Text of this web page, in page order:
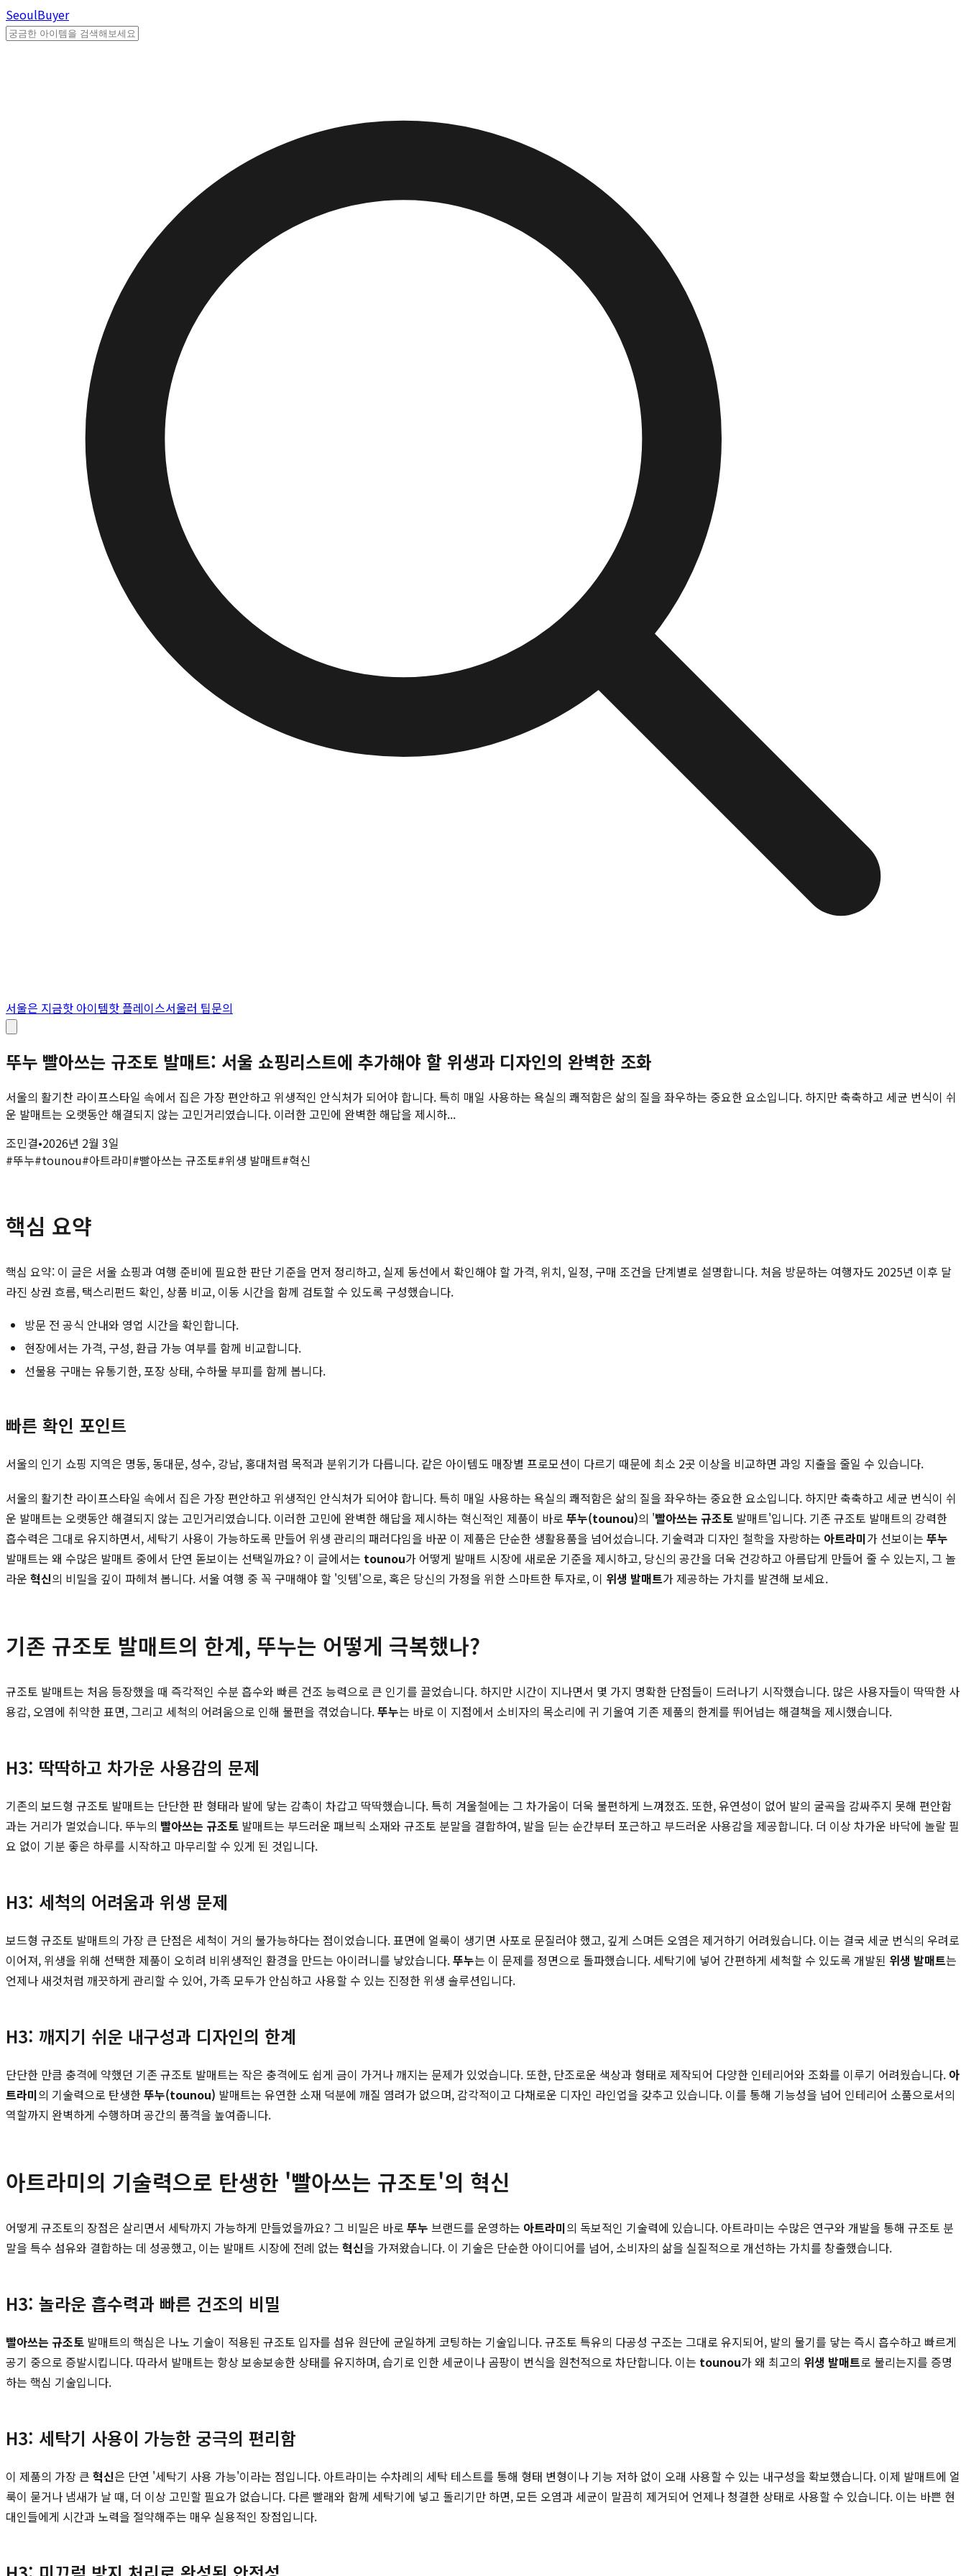
SeoulBuyer
서울은 지금핫 아이템핫 플레이스서울러 팁문의
뚜누 빨아쓰는 규조토 발매트: 서울 쇼핑리스트에 추가해야 할 위생과 디자인의 완벽한 조화
서울의 활기찬 라이프스타일 속에서 집은 가장 편안하고 위생적인 안식처가 되어야 합니다. 특히 매일 사용하는 욕실의 쾌적함은 삶의 질을 좌우하는 중요한 요소입니다. 하지만 축축하고 세균 번식이 쉬
운 발매트는 오랫동안 해결되지 않는 고민거리였습니다. 이러한 고민에 완벽한 해답을 제시하...
조민결•2026년 2월 3일
#뚜누#tounou#아트라미#빨아쓰는 규조토#위생 발매트#혁신
핵심 요약
핵심 요약: 이 글은 서울 쇼핑과 여행 준비에 필요한 판단 기준을 먼저 정리하고, 실제 동선에서 확인해야 할 가격, 위치, 일정, 구매 조건을 단계별로 설명합니다. 처음 방문하는 여행자도 2025년 이후 달
라진 상권 흐름, 택스리펀드 확인, 상품 비교, 이동 시간을 함께 검토할 수 있도록 구성했습니다.
방문 전 공식 안내와 영업 시간을 확인합니다.
현장에서는 가격, 구성, 환급 가능 여부를 함께 비교합니다.
선물용 구매는 유통기한, 포장 상태, 수하물 부피를 함께 봅니다.
빠른 확인 포인트
서울의 인기 쇼핑 지역은 명동, 동대문, 성수, 강남, 홍대처럼 목적과 분위기가 다릅니다. 같은 아이템도 매장별 프로모션이 다르기 때문에 최소 2곳 이상을 비교하면 과잉 지출을 줄일 수 있습니다.
서울의 활기찬 라이프스타일 속에서 집은 가장 편안하고 위생적인 안식처가 되어야 합니다. 특히 매일 사용하는 욕실의 쾌적함은 삶의 질을 좌우하는 중요한 요소입니다. 하지만 축축하고 세균 번식이 쉬
운 발매트는 오랫동안 해결되지 않는 고민거리였습니다. 이러한 고민에 완벽한 해답을 제시하는 혁신적인 제품이 바로 뚜누(tounou)의 '빨아쓰는 규조토 발매트'입니다. 기존 규조토 발매트의 강력한
흡수력은 그대로 유지하면서, 세탁기 사용이 가능하도록 만들어 위생 관리의 패러다임을 바꾼 이 제품은 단순한 생활용품을 넘어섰습니다. 기술력과 디자인 철학을 자랑하는 아트라미가 선보이는 뚜누
발매트는 왜 수많은 발매트 중에서 단연 돋보이는 선택일까요? 이 글에서는 tounou가 어떻게 발매트 시장에 새로운 기준을 제시하고, 당신의 공간을 더욱 건강하고 아름답게 만들어 줄 수 있는지, 그 놀
라운 혁신의 비밀을 깊이 파헤쳐 봅니다. 서울 여행 중 꼭 구매해야 할 '잇템'으로, 혹은 당신의 가정을 위한 스마트한 투자로, 이 위생 발매트가 제공하는 가치를 발견해 보세요.
기존 규조토 발매트의 한계, 뚜누는 어떻게 극복했나?
규조토 발매트는 처음 등장했을 때 즉각적인 수분 흡수와 빠른 건조 능력으로 큰 인기를 끌었습니다. 하지만 시간이 지나면서 몇 가지 명확한 단점들이 드러나기 시작했습니다. 많은 사용자들이 딱딱한 사
용감, 오염에 취약한 표면, 그리고 세척의 어려움으로 인해 불편을 겪었습니다.뚜누는 바로 이 지점에서 소비자의 목소리에 귀 기울여 기존 제품의 한계를 뛰어넘는 해결책을 제시했습니다.
H3: 딱딱하고 차가운 사용감의 문제
기존의 보드형 규조토 발매트는 단단한 판 형태라 발에 닿는 감촉이 차갑고 딱딱했습니다. 특히 겨울철에는 그 차가움이 더욱 불편하게 느껴졌죠. 또한, 유연성이 없어 발의 굴곡을 감싸주지 못해 편안함
과는 거리가 멀었습니다. 뚜누의 빨아쓰는 규조토 발매트는 부드러운 패브릭 소재와 규조토 분말을 결합하여, 발을 딛는 순간부터 포근하고 부드러운 사용감을 제공합니다. 더 이상 차가운 바닥에 놀랄 필
요 없이 기분 좋은 하루를 시작하고 마무리할 수 있게 된 것입니다.
H3: 세척의 어려움과 위생 문제
보드형 규조토 발매트의 가장 큰 단점은 세척이 거의 불가능하다는 점이었습니다. 표면에 얼룩이 생기면 사포로 문질러야 했고, 깊게 스며든 오염은 제거하기 어려웠습니다. 이는 결국 세균 번식의 우려로
이어져, 위생을 위해 선택한 제품이 오히려 비위생적인 환경을 만드는 아이러니를 낳았습니다.뚜누는 이 문제를 정면으로 돌파했습니다. 세탁기에 넣어 간편하게 세척할 수 있도록 개발된 위생 발매트는
언제나 새것처럼 깨끗하게 관리할 수 있어, 가족 모두가 안심하고 사용할 수 있는 진정한 위생 솔루션입니다.
H3: 깨지기 쉬운 내구성과 디자인의 한계
단단한 만큼 충격에 약했던 기존 규조토 발매트는 작은 충격에도 쉽게 금이 가거나 깨지는 문제가 있었습니다. 또한, 단조로운 색상과 형태로 제작되어 다양한 인테리어와 조화를 이루기 어려웠습니다. 아
트라미의 기술력으로 탄생한뚜누(tounou) 발매트는 유연한 소재 덕분에 깨질 염려가 없으며, 감각적이고 다채로운 디자인 라인업을 갖추고 있습니다. 이를 통해 기능성을 넘어 인테리어 소품으로서의
역할까지 완벽하게 수행하며 공간의 품격을 높여줍니다.
아트라미의 기술력으로 탄생한 '빨아쓰는 규조토'의 혁신
어떻게 규조토의 장점은 살리면서 세탁까지 가능하게 만들었을까요? 그 비밀은 바로 뚜누 브랜드를 운영하는 아트라미의 독보적인 기술력에 있습니다. 아트라미는 수많은 연구와 개발을 통해 규조토 분
말을 특수 섬유와 결합하는 데 성공했고, 이는 발매트 시장에 전례 없는 혁신을 가져왔습니다. 이 기술은 단순한 아이디어를 넘어, 소비자의 삶을 실질적으로 개선하는 가치를 창출했습니다.
H3: 놀라운 흡수력과 빠른 건조의 비밀
빨아쓰는 규조토 발매트의 핵심은 나노 기술이 적용된 규조토 입자를 섬유 원단에 균일하게 코팅하는 기술입니다. 규조토 특유의 다공성 구조는 그대로 유지되어, 발의 물기를 닿는 즉시 흡수하고 빠르게
공기 중으로 증발시킵니다. 따라서 발매트는 항상 보송보송한 상태를 유지하며, 습기로 인한 세균이나 곰팡이 번식을 원천적으로 차단합니다. 이는 tounou가 왜 최고의 위생 발매트로 불리는지를 증명
하는 핵심 기술입니다.
H3: 세탁기 사용이 가능한 궁극의 편리함
이 제품의 가장 큰 혁신은 단연 '세탁기 사용 가능'이라는 점입니다. 아트라미는 수차례의 세탁 테스트를 통해 형태 변형이나 기능 저하 없이 오래 사용할 수 있는 내구성을 확보했습니다. 이제 발매트에 얼
룩이 묻거나 냄새가 날 때, 더 이상 고민할 필요가 없습니다. 다른 빨래와 함께 세탁기에 넣고 돌리기만 하면, 모든 오염과 세균이 말끔히 제거되어 언제나 청결한 상태로 사용할 수 있습니다. 이는 바쁜 현
대인들에게 시간과 노력을 절약해주는 매우 실용적인 장점입니다.